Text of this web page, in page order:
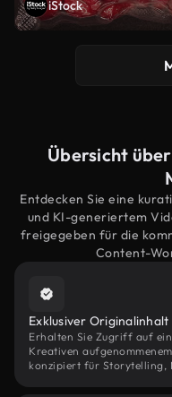
iStock
Übersicht
Entdecken Sie eine
und KI-generiertem
freigegeben für die
Content-
Exklusiver Originalinhalt
Erhalten Sie Zugriff auf
Kreativen
konzipiert für Storytelling,